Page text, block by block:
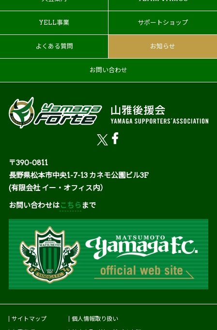
YELL事業 サポートショップ
よくある質問 お知らせ
お問い合わせ
〒390-0811
長野県松本市中央1-7-13 カネモ公園ビル3F
(有限会社 イー・オフィス内）
お問い合わせはこちら まで
サイトマップ
個人情報取り扱い